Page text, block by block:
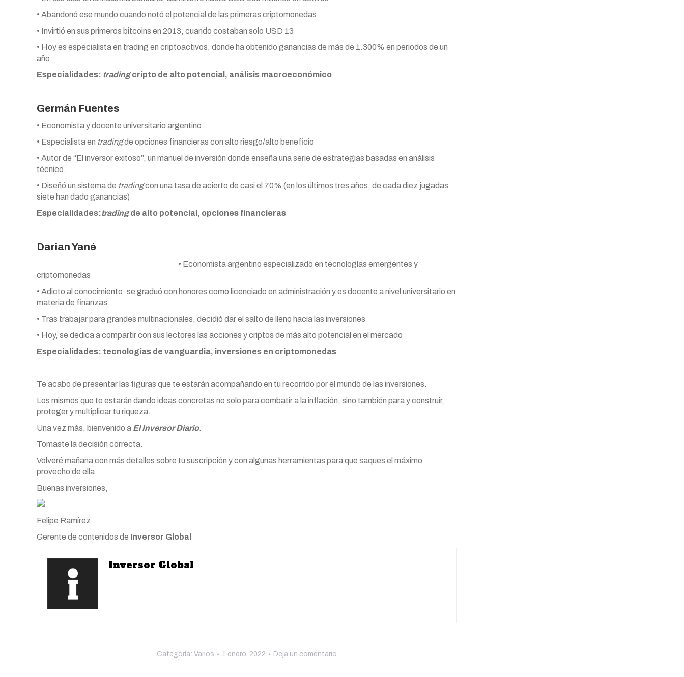
• Abandonó ese mundo cuando notó el potencial de las primeras criptomonedas
• Invirtió en sus primeros bitcoins en 2013, cuando costaban solo USD 13
• Hoy es especialista en trading en criptoactivos, donde ha obtenido ganancias de más de 1.300% en periodos de un
año
Especialidades: tradingcripto de alto potencial, análisis macroeconómico
Germán Fuentes
• Economista y docente universitario argentino
• Especialista en tradingde opciones financieras con alto riesgo/alto beneficio
• Autor de “El inversor exitoso”, un manuel de inversión donde enseña una serie de estrategias basadas en análisis
técnico.
• Diseñó un sistema de tradingcon una tasa de acierto de casi el 70% (en los últimos tres años, de cada diez jugadas
siete han dado ganancias)
Especialidades:tradingde alto potencial, opciones financieras
Darian Yané
• Economista argentino especializado en tecnologías emergentes y
criptomonedas
• Adicto al conocimiento: se graduó con honores como licenciado en administración y es docente a nivel universitario en
materia de finanzas
• Tras trabajar para grandes multinacionales, decidió dar el salto de lleno hacia las inversiones
• Hoy, se dedica a compartir con sus lectores las acciones y criptos de más alto potencial en el mercado
Especialidades: tecnologías de vanguardia, inversiones en criptomonedas
Te acabo de presentar las figuras que te estarán acompañando en tu recorrido por el mundo de las inversiones.
Los mismos que te estarán dando ideas concretas no solo para combatir a la inflación, sino también para y construir,
proteger y multiplicar tu riqueza.
Una vez más, bienvenido a El Inversor Diario.
Tomaste la decisión correcta.
Volveré mañana con más detalles sobre tu suscripción y con algunas herramientas para que saques el máximo
provecho de ella.
Buenas inversiones,
Felipe Ramírez
Gerente de contenidos de Inversor Global
Inversor Global
Categoría: Varios 1 enero, 2022 Deja un comentario